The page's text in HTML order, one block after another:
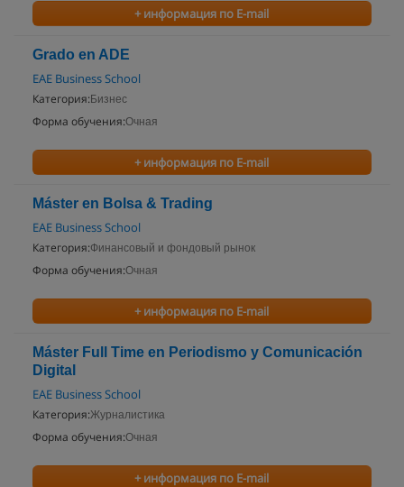
+ информация по E-mail
Grado en ADE
EAE Business School
Категория: Бизнес
Форма обучения:Очная
+ информация по E-mail
Máster en Bolsa & Trading
EAE Business School
Категория:Финансовый и фондовый рынок
Форма обучения:Очная
+ информация по E-mail
Máster Full Time en Periodismo y Comunicación
Digital
EAE Business School
Категория:Журналистика
Форма обучения:Очная
+ информация по E-mail